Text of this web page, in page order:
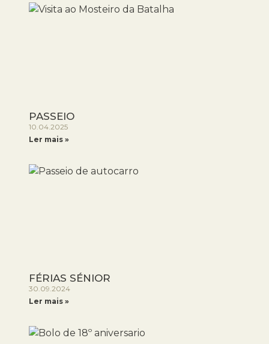
PASSEIO
10.04.2025
Ler mais »
FÉRIAS SÉNIOR
30.09.2024
Ler mais »